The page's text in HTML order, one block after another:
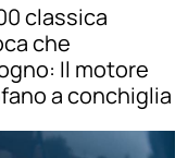
classica
che
Il motore
a conchiglia